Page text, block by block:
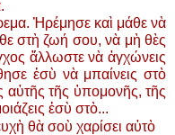
Ἠρέμησε καὶ μάθε νὰ
στὴ ζωή σου, νὰ μὴ θὲς
ἄλλωστε νὰ ἀγχώνεις
ἐσὺ νὰ μπαίνεις στὸ
αὐτῆς τῆς ὑπομονῆς, τῆς
ἐσὺ στὸ...
θὰ σοὺ χαρίσει αὐτὸ